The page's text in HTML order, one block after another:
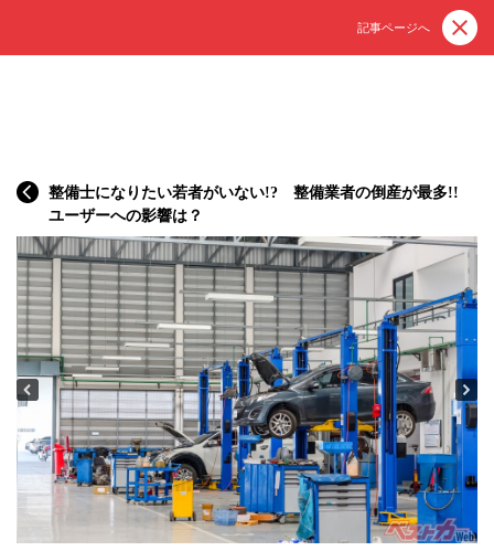
記事ページへ
整備士になりたい若者がいない!? 整備業者の倒産が最多!!
ユーザーへの影響は？